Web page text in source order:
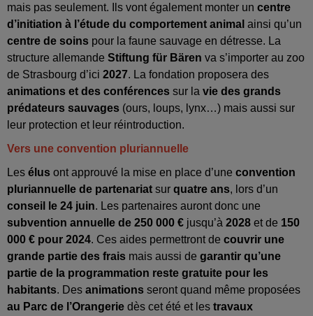
mais pas seulement. Ils vont également monter un centre
d’initiation à l’étude du comportement animal ainsi qu’un
centre de soins pour la faune sauvage en détresse. La
structure allemande Stiftung für Bären va s’importer au zoo
de Strasbourg d’ici 2027. La fondation proposera des
animations et des conférences sur la vie des grands
prédateurs sauvages (ours, loups, lynx…) mais aussi sur
leur protection et leur réintroduction.
Vers une convention pluriannuelle
Les élus ont approuvé la mise en place d’une convention
pluriannuelle de partenariat sur quatre ans, lors d’un
conseil le 24 juin. Les partenaires auront donc une
subvention annuelle de 250 000 € jusqu’à 2028 et de 150
000 € pour 2024. Ces aides permettront de couvrir une
grande partie des frais mais aussi de garantir qu’une
partie de la programmation reste gratuite pour les
habitants. Des animations seront quand même proposées
au Parc de l’Orangerie dès cet été et les travaux